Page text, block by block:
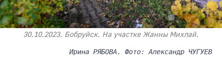
30.10.2023. Бобруйск. На участке Жанны Михлай.
Ирина РЯБОВА. Фото: Александр ЧУГУЕВ